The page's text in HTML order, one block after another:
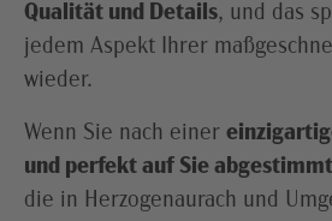
Qualität und Details, und das
jedem Aspekt Ihrer
wieder.
Wenn Sie nach einer
und perfekt auf Sie
die in Herzogenaurach und